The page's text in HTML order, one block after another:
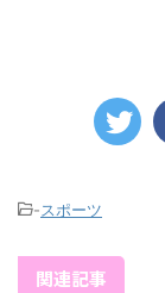
-スポーツ
関連記事